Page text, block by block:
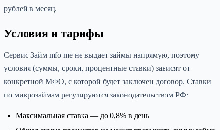
рублей в месяц.
Условия и тарифы
Сервис Займ mfo me не выдает займы напрямую, поэтому
условия (суммы, сроки, процентные ставки) зависят от
конкретной МФО, с которой будет заключен договор. Ставки
по микрозаймам регулируются законодательством РФ:
Максимальная ставка — до 0,8% в день